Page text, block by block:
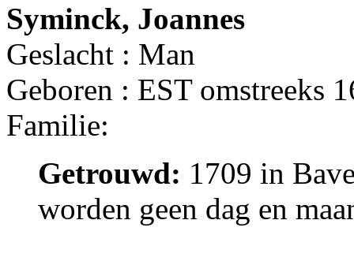
Syminck, Joannes
Geslacht : Man
Geboren : EST omstreeks
Familie:
Getrouwd: 1709 in
worden geen dag en